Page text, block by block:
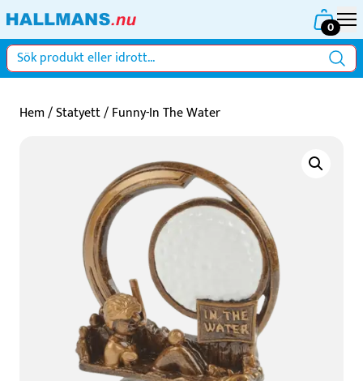
0
Hem/Statyett/ Funny-In The Water